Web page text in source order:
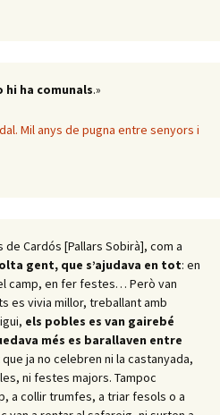
hi ha comunals.»
Mil anys de pugna entre senyors i
de Cardós [Pallars Sobirà], com a
gent, que s’ajudava en tot: en
camp, en fer festes… Però van
es vivia millor, treballant amb
els pobles es van gairebé
més es barallaven entre
ja no celebren ni la castanyada,
ni festes majors. Tampoc
a collir trumfes, a triar fesols o a